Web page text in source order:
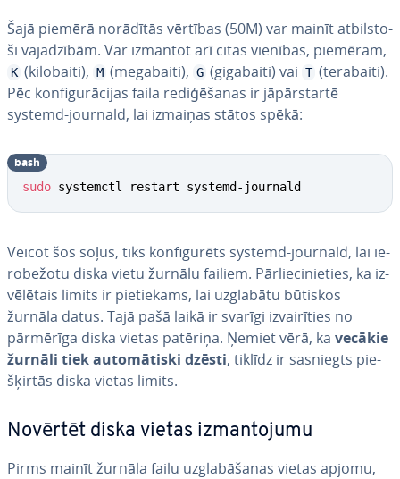
Šajā piemērā norādītās vērtības (50M) var mainīt at­bil­sto­
ši va­ja­dzī­bām. Var izmantot arī citas vienības, piemēram,
K (kilobaiti), M (megabaiti), G (gigabaiti) vai T (terabaiti).
Pēc kon­fi­gu­rā­ci­jas faila re­di­ģē­ša­nas ir jā­pār­star­tē
systemd-journald, lai izmaiņas stātos spēkā:
sudo systemctl restart systemd-journald
bash
Veicot šos soļus, tiks kon­fi­gu­rēts systemd-journald, lai ie­
ro­be­žo­tu diska vietu žurnālu failiem. Pār­lie­ci­nie­ties, ka iz­
vē­lē­tais limits ir pie­tie­kams, lai uzglabātu būtiskos
žurnāla datus. Tajā pašā laikā ir svarīgi iz­vai­rī­ties no
pārmērīga diska vietas patēriņa. Ņemiet vērā, ka vecākie
žurnāli tiek au­to­mā­tis­ki dzēsti, tiklīdz ir sasniegts pie­
šķir­tās diska vietas limits.
Novērtēt diska vietas iz­man­to­ju­mu
Pirms mainīt žurnāla failu uz­gla­bā­ša­nas vietas apjomu,